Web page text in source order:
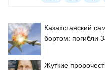
Казахстанский
бортом: погибли
Жуткие